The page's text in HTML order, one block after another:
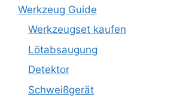
Werkzeug Guide
Werkzeugset kaufen
Lötabsaugung
Detektor
Schweißgerät